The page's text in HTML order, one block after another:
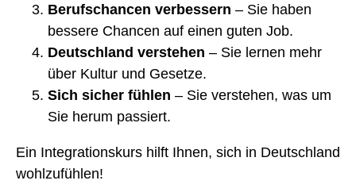
Berufschancen verbessern – Sie haben
bessere Chancen auf einen guten Job.
Deutschland verstehen – Sie lernen mehr
über Kultur und Gesetze.
Sich sicher fühlen – Sie verstehen, was um
Sie herum passiert.
Ein Integrationskurs hilft Ihnen, sich in Deutschland
wohlzufühlen!